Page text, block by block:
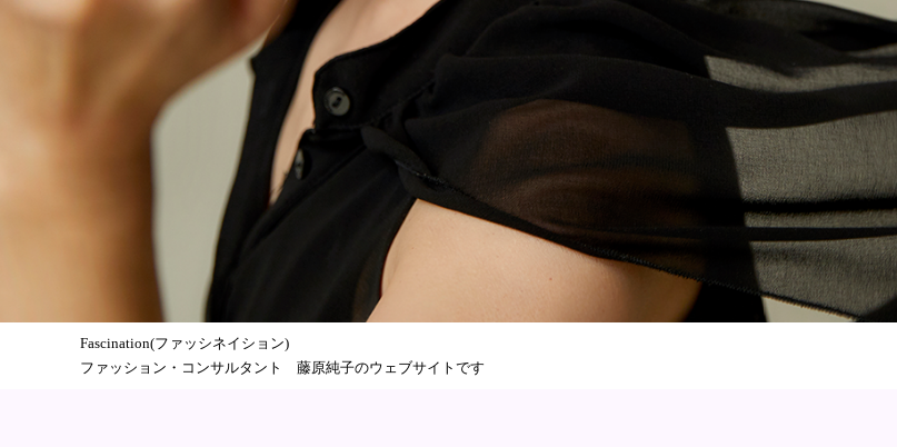
Fascination(ファッシネイション)
ファッション・コンサルタント 藤原純子のウェブサイトです